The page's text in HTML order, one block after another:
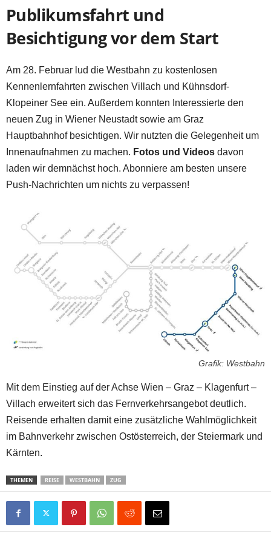
Publikumsfahrt und
Besichtigung vor dem Start
Am 28. Februar lud die Westbahn zu kostenlosen
Kennenlernfahrten zwischen Villach und Kühnsdorf-
Klopeiner See ein. Außerdem konnten Interessierte den
neuen Zug in Wiener Neustadt sowie am Graz
Hauptbahnhof besichtigen. Wir nutzten die Gelegenheit um
Innenaufnahmen zu machen. Fotos und Videos davon
laden wir demnächst hoch. Abonniere am besten unsere
Push-Nachrichten um nichts zu verpassen!
Grafik: Westbahn
Mit dem Einstieg auf der Achse Wien – Graz – Klagenfurt –
Villach erweitert sich das Fernverkehrsangebot deutlich.
Reisende erhalten damit eine zusätzliche Wahlmöglichkeit
im Bahnverkehr zwischen Ostösterreich, der Steiermark und
Kärnten.
THEMEN REISE WESTBAHN ZUG